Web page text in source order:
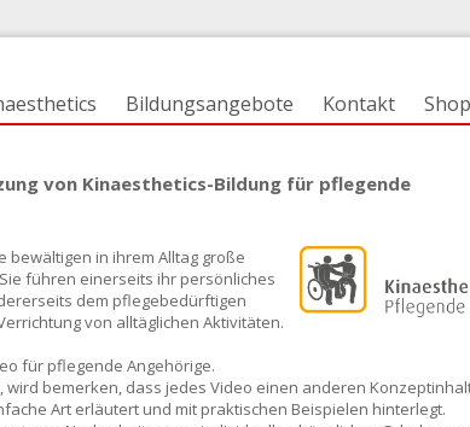
Bildungsangebote Kontakt Shop
von Kinaesthetics-Bildung für pflegende
bewältigen in ihrem Alltag große
führen einerseits ihr persönliches
dem pflegebedürftigen
von alltäglichen Aktivitäten.
für pflegende Angehörige.
wird bemerken, dass jedes Video einen anderen
Art erläutert und mit praktischen Beispielen hinterlegt.